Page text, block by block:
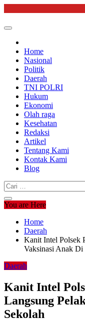
content
Home
Nasional
Politik
Daerah
TNI POLRI
Hukum
Ekonomi
Olah raga
Kesehatan
Redaksi
Artikel
Tentang Kami
Kontak Kami
Blog
Cari
untuk:
You are Here
Home
Daerah
Kanit Intel Polsek
Vaksinasi Anak Di
Daerah
Kanit Intel
Langsung
Sekolah